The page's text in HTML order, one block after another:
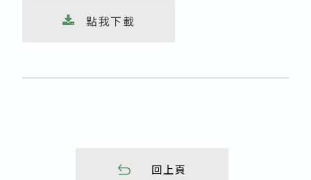
點我下載
回上頁